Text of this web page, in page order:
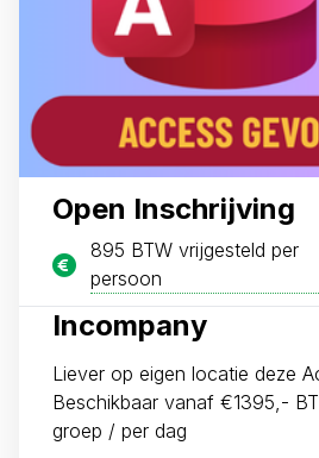
Open Inschrijving
895 BTW vrijgesteld per
persoon
Incompany
Liever op eigen locatie deze
Beschikbaar vanaf €1395,-
groep / per dag